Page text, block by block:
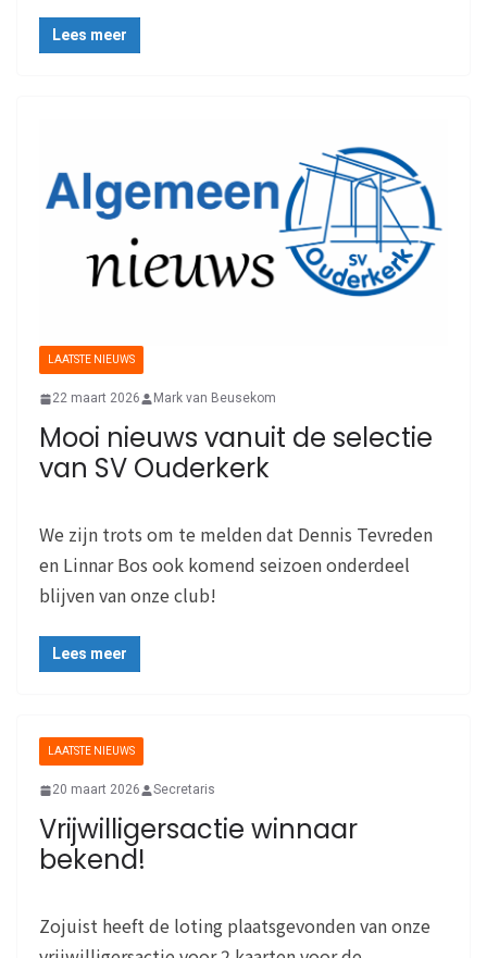
Lees meer
LAATSTE NIEUWS
22 maart 2026 Mark van Beusekom
Mooi nieuws vanuit de selectie
van SV Ouderkerk
We zijn trots om te melden dat Dennis Tevreden
en Linnar Bos ook komend seizoen onderdeel
blijven van onze club!
Lees meer
LAATSTE NIEUWS
20 maart 2026 Secretaris
Vrijwilligersactie winnaar
bekend!
Zojuist heeft de loting plaatsgevonden van onze